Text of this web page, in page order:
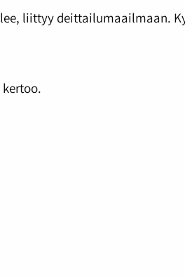
liittyy deittailumaailmaan.